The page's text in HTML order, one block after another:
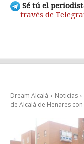
Sé tú el
través de